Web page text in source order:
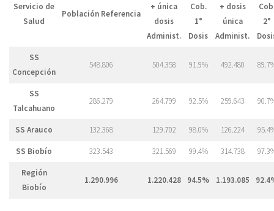
Servicio de
Salud
Población Referencia
+ única
dosis
Administ.
Cob.
1°
Dosis
+ dosis
única
Administ.
2°
SS
Concepción
548.806 504.358 91.9% 492.480
SS
Talcahuano
286.279 264.799 92.5% 259.643
SS Arauco 132.368 129.702 98.0% 126.224
SS Biobío 323.543 321.569 99.4% 314.738
Región
Biobío
1.290.996 1.220.428 94.5% 1.193.085